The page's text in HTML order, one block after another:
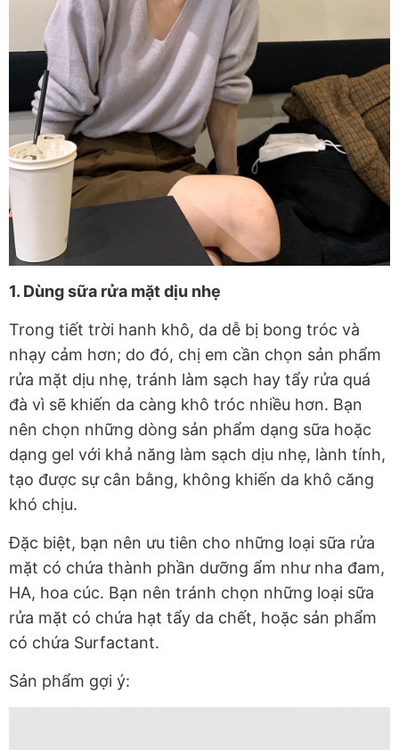
1. Dùng sữa rửa mặt dịu nhẹ
Trong tiết trời hanh khô, da dễ bị bong tróc và
nhạy cảm hơn; do đó, chị em cần chọn sản phẩm
rửa mặt dịu nhẹ, tránh làm sạch hay tẩy rửa quá
đà vì sẽ khiến da càng khô tróc nhiều hơn. Bạn
nên chọn những dòng sản phẩm dạng sữa hoặc
dạng gel với khả năng làm sạch dịu nhẹ, lành tính,
tạo được sự cân bằng, không khiến da khô căng
khó chịu.
Đặc biệt, bạn nên ưu tiên cho những loại sữa rửa
mặt có chứa thành phần dưỡng ẩm như nha đam,
HA, hoa cúc. Bạn nên tránh chọn những loại sữa
rửa mặt có chứa hạt tẩy da chết, hoặc sản phẩm
có chứa Surfactant.
Sản phẩm gợi ý: